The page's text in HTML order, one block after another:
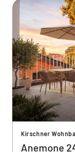
Kirschner
Anemone